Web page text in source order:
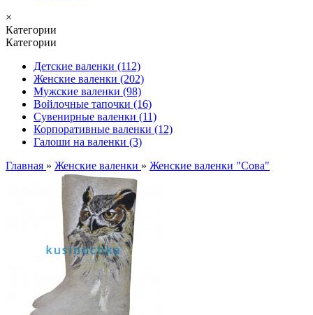
×
Категории
Категории
Детские валенки (112)
Женские валенки (202)
Мужские валенки (98)
Войлочные тапочки (16)
Сувенирные валенки (11)
Корпоративные валенки (12)
Галоши на валенки (3)
Главная » Женские валенки » Женские валенки "Сова"